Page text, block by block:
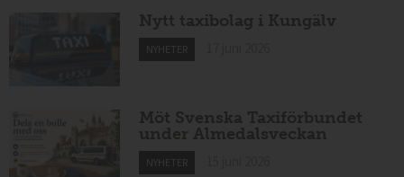
Nytt taxibolag i Kungälv
NYHETER
Möt Svenska Taxiförbundet
under Almedalsveckan
NYHETER